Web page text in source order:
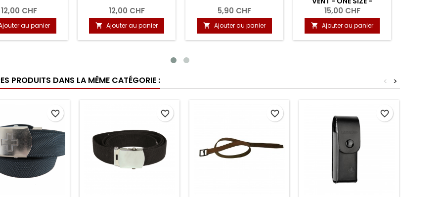
5,90 CHF
Ajouter au panier
CAMOUFLAGE
15,00 CHF
 Ajouter au panier
27,90 CHF
 Ajouter au panier
2,90 CHF
 Ajouter au panier
PRODUITS DANS LA MÊME CATÉGORIE : >
<
favorite_border favorite_border favorite_border favorite_border